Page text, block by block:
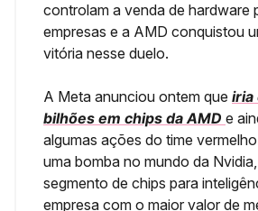
controlam a venda de hardware
empresas e a AMD conquistou
vitória nesse duelo.
A Meta anunciou ontem que iria
bilhões em chips da AMD e
algumas ações do time
uma bomba no mundo da
segmento de chips para
empresa com o maior valor de